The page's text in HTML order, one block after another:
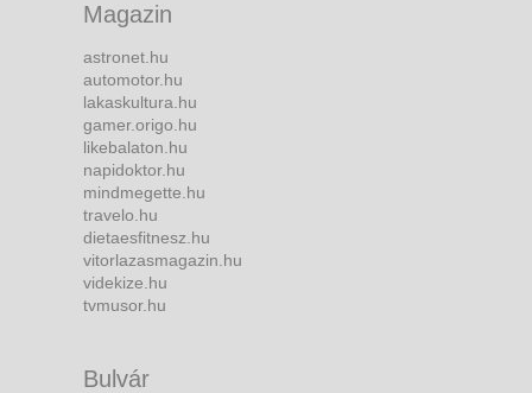
Magazin
astronet.hu
automotor.hu
lakaskultura.hu
gamer.origo.hu
likebalaton.hu
napidoktor.hu
mindmegette.hu
travelo.hu
dietaesfitnesz.hu
vitorlazasmagazin.hu
videkize.hu
tvmusor.hu
Bulvár